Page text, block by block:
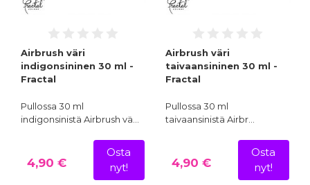
Airbrush väri
indigonsininen 30 ml -
Fractal
Pullossa 30 ml
indigonsinistä Airbrush vä…
4,90 €
Osta
nyt!
Airbrush väri
taivaansininen 30 ml -
Fractal
Pullossa 30 ml
taivaansinistä Airbr…
4,90 €
Osta
nyt!